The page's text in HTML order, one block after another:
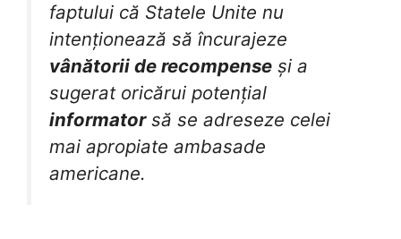
faptului că Statele Unite nu
intenționează să încurajeze
vânătorii de recompense și a
sugerat oricărui potențial
informatorsă se adreseze celei
mai apropiate ambasade
americane.